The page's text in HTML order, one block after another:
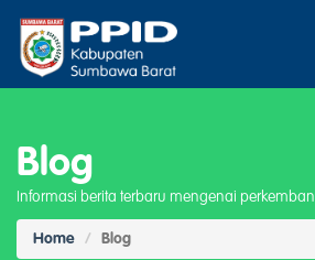
Blog
Informasi berita terbaru mengenai
Home Blog